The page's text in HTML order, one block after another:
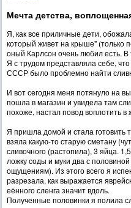
Мечта детства,
Я, как все приличные дети,
который живет на крыше" (только
оный Карлсон очень любил есть. В
Я с трудом представляла себе,
СССР было проблемно найти
И вот сегодня меня потянуло на
пошла в магазин и увидела там
похоже, настал повод воплотить в
Я пришла домой и стала готовить
взяла какую-то старую сметану
сливочного (растопила), 3 яйца.
ложку соды и муки два с
ощущениям). Из этого всего я
разрезала, как выражается
еённого сленга значит вдоль.
Полученные половинки я полила